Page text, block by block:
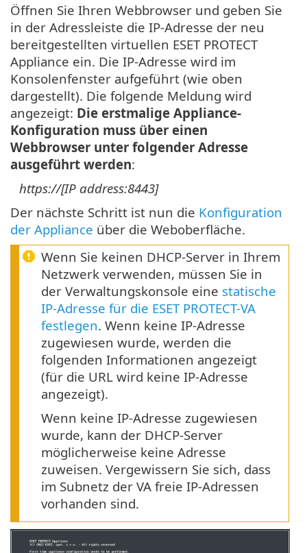
Öffnen Sie Ihren Webbrowser und geben Sie
in der Adressleiste die IP-Adresse der neu
bereitgestellten virtuellen ESET PROTECT
Appliance ein. Die IP-Adresse wird im
Konsolenfenster aufgeführt (wie oben
dargestellt). Die folgende Meldung wird
angezeigt: Die erstmalige Appliance-
Konfiguration muss über einen
Webbrowser unter folgender Adresse
ausgeführt werden:
https://[IP address:8443]
Der nächste Schritt ist nun die Konfiguration
der Appliance über die Weboberfläche.
Wenn Sie keinen DHCP-Server in Ihrem
Netzwerk verwenden, müssen Sie in
der Verwaltungskonsole eine statische
IP-Adresse für die ESET PROTECT-VA
festlegen. Wenn keine IP-Adresse
zugewiesen wurde, werden die
folgenden Informationen angezeigt
(für die URL wird keine IP-Adresse
angezeigt).
Wenn keine IP-Adresse zugewiesen
wurde, kann der DHCP-Server
möglicherweise keine Adresse
zuweisen. Vergewissern Sie sich, dass
im Subnetz der VA freie IP-Adressen
vorhanden sind.